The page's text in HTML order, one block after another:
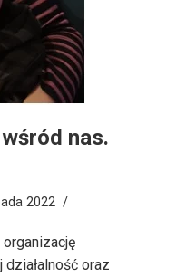
nas.
2022
organizację
oraz